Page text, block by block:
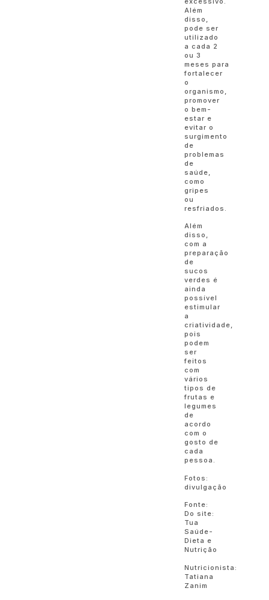
Além
disso,
pode ser
utilizado
a cada 2
ou 3
meses para
fortalecer
o
organismo,
promover
o bem-
estar e
evitar o
surgimento
de
problemas
de
saúde,
como
gripes
ou
resfriados.
Além
disso,
com a
preparação
de
sucos
verdes é
ainda
possível
estimular
a
criatividade,
pois
podem
ser
feitos
com
vários
tipos de
frutas e
legumes
de
acordo
com o
gosto de
cada
pessoa.
Fotos:
divulgação
Fonte:
Do site:
Tua
Saúde-
Dieta e
Nutrição
Nutricionista:
Tatiana
Zanim